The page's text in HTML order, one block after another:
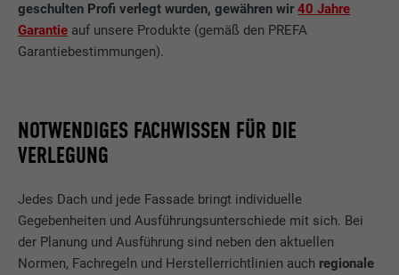
geschulten Profi verlegt wurden, gewähren wir40 Jahre
Garantie auf unsere Produkte (gemäß den PREFA
Garantiebestimmungen).
NOTWENDIGES FACHWISSEN FÜR DIE
VERLEGUNG
Jedes Dach und jede Fassade bringt individuelle
Gegebenheiten und Ausführungsunterschiede mit sich. Bei
der Planung und Ausführung sind neben den aktuellen
Normen, Fachregeln und Herstellerrichtlinien auch regionale